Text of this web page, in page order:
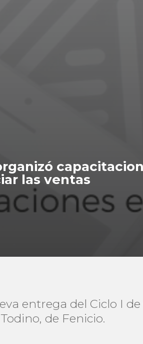
las ventas
entrega del Ciclo I
de Fenicio.